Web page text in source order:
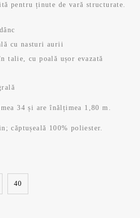
pentru ținute de vară structurate.
cu nasturi aurii
talie, cu poală ușor evazată
34 și are înălțimea 1,80 m.
căptușeală 100% poliester.
40